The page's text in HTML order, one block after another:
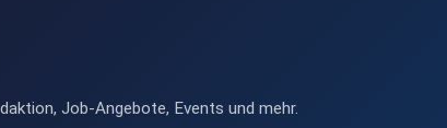
Job-Angebote, Events und mehr.